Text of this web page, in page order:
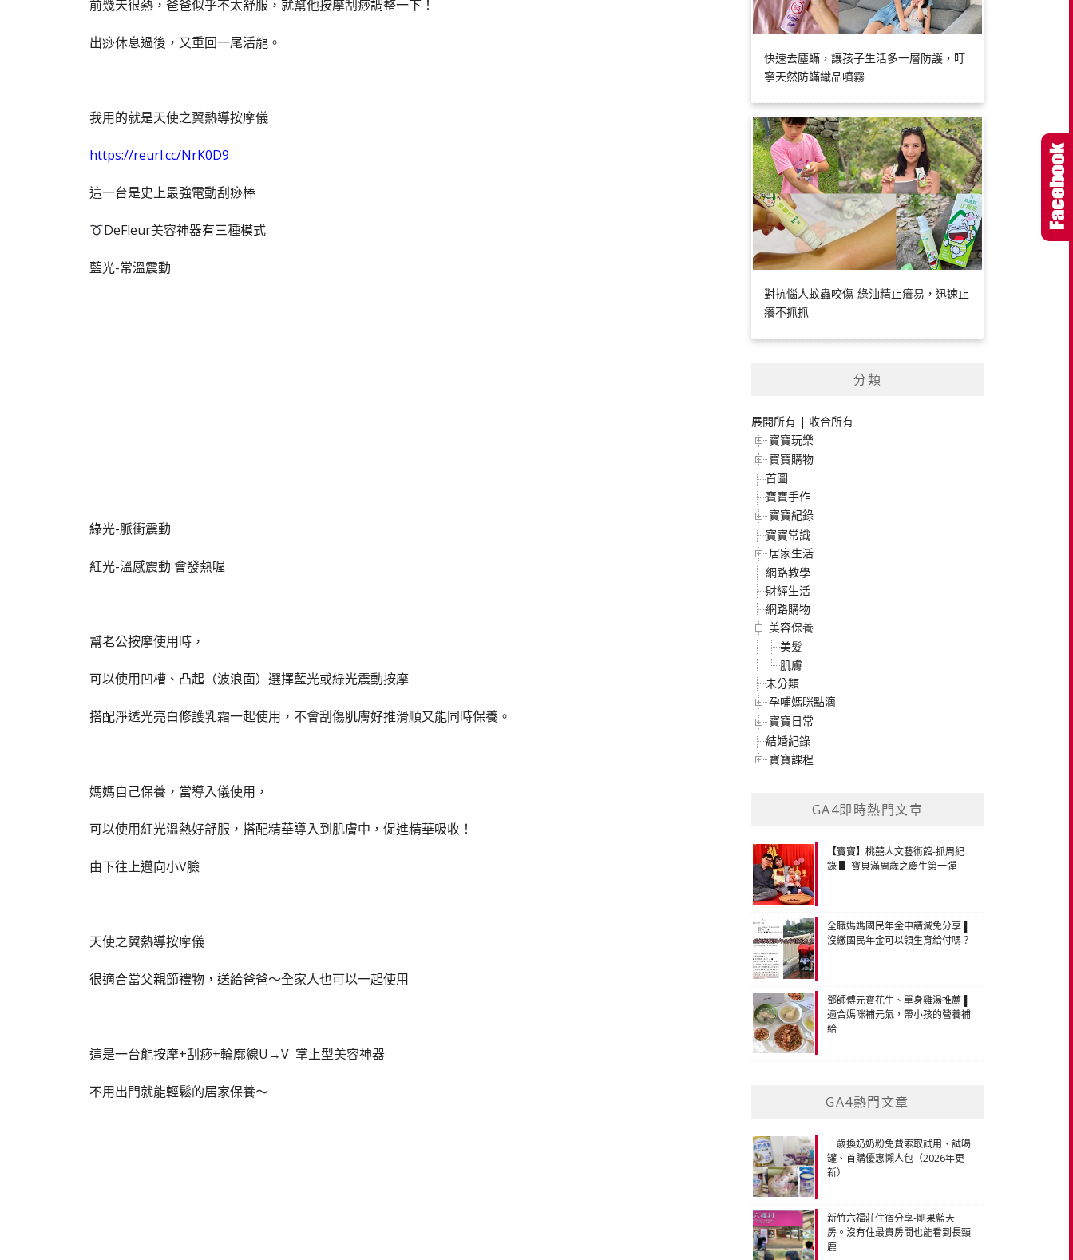
前幾天很熱，爸爸似乎不太舒服，就幫他按摩刮痧調整一下！
出痧休息過後，又重回一尾活龍。
我用的就是天使之翼熱導按摩儀
https://reurl.cc/NrK0D9
這一台是史上最強電動刮痧棒
DeFleur美容神器有三種模式
藍光-常溫震動
綠光-脈衝震動
紅光-溫感震動 會發熱喔
幫老公按摩使用時，
可以使用凹槽、凸起（波浪面）選擇藍光或綠光震動按摩
搭配淨透光亮白修護乳霜一起使用，不會刮傷肌膚好推滑順又能同時保養。
媽媽自己保養，當導入儀使用，
可以使用紅光溫熱好舒服，搭配精華導入到肌膚中，促進精華吸收！
由下往上邁向小V臉
天使之翼熱導按摩儀
很適合當父親節禮物，送給爸爸～全家人也可以一起使用
這是一台能按摩+刮痧+輪廓線U→V 掌上型美容神器
不用出門就能輕鬆的居家保養～
快速去塵蟎，讓孩子生活多一層防護，叮
寧天然防蟎織品噴霧
對抗惱人蚊蟲咬傷-綠油精止癢易，迅速止
癢不抓抓
分類
展開所有 | 收合所有
寶寶玩樂
寶寶購物
首圖
寶寶手作
寶寶紀錄
寶寶常識
居家生活
網路教學
財經生活
網路購物
美容保養
美髮
肌膚
未分類
孕哺媽咪點滴
寶寶日常
結婚紀錄
寶寶課程
GA4即時熱門文章
【寶寶】桃囍人文藝術館-抓周紀
錄 ▋ 寶貝滿周歲之慶生第一彈
全職媽媽國民年金申請減免分享 ▌
沒繳國民年金可以領生育給付嗎？
鄧師傅元寶花生、單身雞湯推薦 ▌
適合媽咪補元氣，帶小孩的營養補
給
GA4熱門文章
一歲換奶奶粉免費索取試用、試喝
罐、首購優惠懶人包（2026年更
新）
新竹六福莊住宿分享-剛果藍天
房。沒有住最貴房間也能看到長頸
鹿